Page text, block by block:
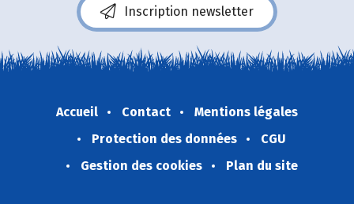
Inscription newsletter
Accueil Contact
Mentions légales
Protection des données
CGU
Gestion des cookies
Plan du site